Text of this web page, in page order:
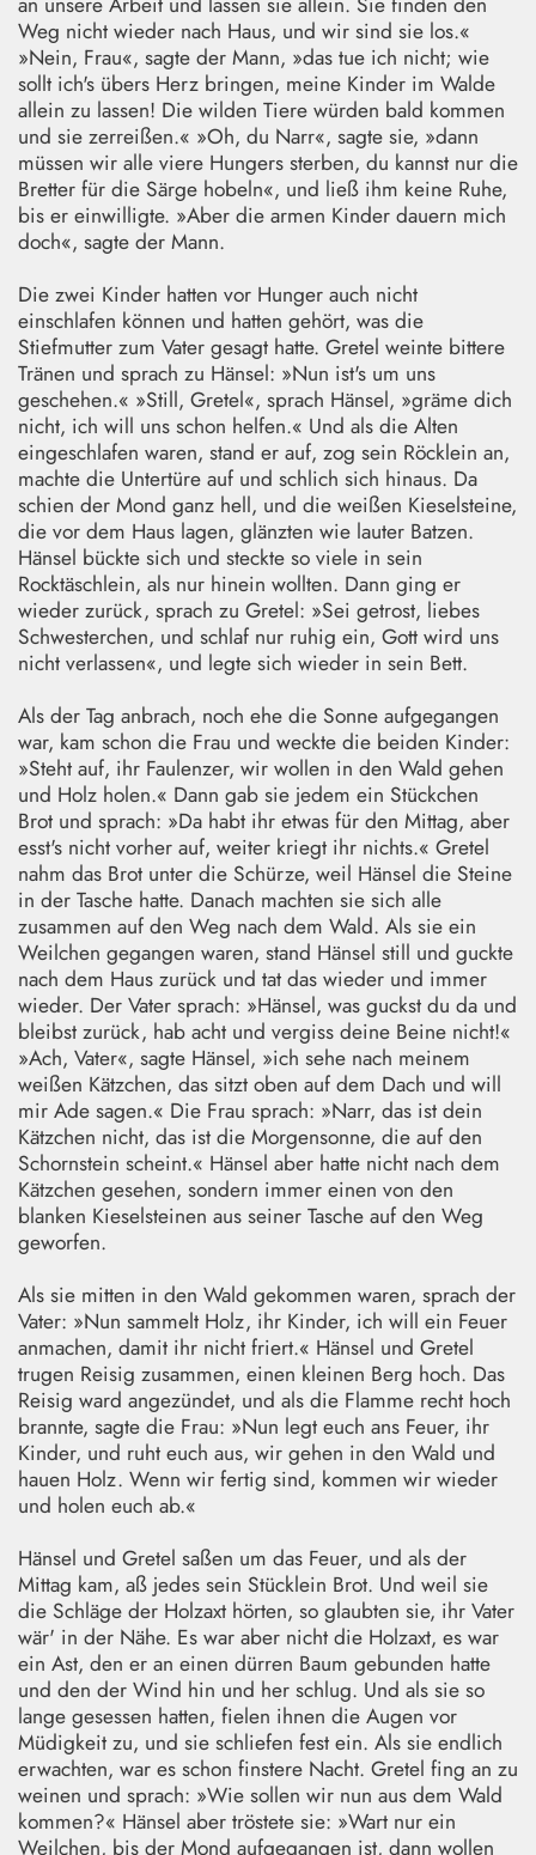
Weg nicht wieder nach Haus, und wir sind sie los.«
»Nein, Frau«, sagte der Mann, »das tue ich nicht; wie
sollt ich's übers Herz bringen, meine Kinder im Walde
allein zu lassen! Die wilden Tiere würden bald kommen
und sie zerreißen.« »Oh, du Narr«, sagte sie, »dann
müssen wir alle viere Hungers sterben, du kannst nur die
Bretter für die Särge hobeln«, und ließ ihm keine Ruhe,
bis er einwilligte. »Aber die armen Kinder dauern mich
doch«, sagte der Mann.
Die zwei Kinder hatten vor Hunger auch nicht
einschlafen können und hatten gehört, was die
Stiefmutter zum Vater gesagt hatte. Gretel weinte bittere
Tränen und sprach zu Hänsel: »Nun ist's um uns
geschehen.« »Still, Gretel«, sprach Hänsel, »gräme dich
nicht, ich will uns schon helfen.« Und als die Alten
eingeschlafen waren, stand er auf, zog sein Röcklein an,
machte die Untertüre auf und schlich sich hinaus. Da
schien der Mond ganz hell, und die weißen Kieselsteine,
die vor dem Haus lagen, glänzten wie lauter Batzen.
Hänsel bückte sich und steckte so viele in sein
Rocktäschlein, als nur hinein wollten. Dann ging er
wieder zurück, sprach zu Gretel: »Sei getrost, liebes
Schwesterchen, und schlaf nur ruhig ein, Gott wird uns
nicht verlassen«, und legte sich wieder in sein Bett.
Als der Tag anbrach, noch ehe die Sonne aufgegangen
war, kam schon die Frau und weckte die beiden Kinder:
»Steht auf, ihr Faulenzer, wir wollen in den Wald gehen
und Holz holen.« Dann gab sie jedem ein Stückchen
Brot und sprach: »Da habt ihr etwas für den Mittag, aber
esst's nicht vorher auf, weiter kriegt ihr nichts.« Gretel
nahm das Brot unter die Schürze, weil Hänsel die Steine
in der Tasche hatte. Danach machten sie sich alle
zusammen auf den Weg nach dem Wald. Als sie ein
Weilchen gegangen waren, stand Hänsel still und guckte
nach dem Haus zurück und tat das wieder und immer
wieder. Der Vater sprach: »Hänsel, was guckst du da und
bleibst zurück, hab acht und vergiss deine Beine nicht!«
»Ach, Vater«, sagte Hänsel, »ich sehe nach meinem
weißen Kätzchen, das sitzt oben auf dem Dach und will
mir Ade sagen.« Die Frau sprach: »Narr, das ist dein
Kätzchen nicht, das ist die Morgensonne, die auf den
Schornstein scheint.« Hänsel aber hatte nicht nach dem
Kätzchen gesehen, sondern immer einen von den
blanken Kieselsteinen aus seiner Tasche auf den Weg
geworfen.
Als sie mitten in den Wald gekommen waren, sprach der
Vater: »Nun sammelt Holz, ihr Kinder, ich will ein Feuer
anmachen, damit ihr nicht friert.« Hänsel und Gretel
trugen Reisig zusammen, einen kleinen Berg hoch. Das
Reisig ward angezündet, und als die Flamme recht hoch
brannte, sagte die Frau: »Nun legt euch ans Feuer, ihr
Kinder, und ruht euch aus, wir gehen in den Wald und
hauen Holz. Wenn wir fertig sind, kommen wir wieder
und holen euch ab.«
Hänsel und Gretel saßen um das Feuer, und als der
Mittag kam, aß jedes sein Stücklein Brot. Und weil sie
die Schläge der Holzaxt hörten, so glaubten sie, ihr Vater
wär' in der Nähe. Es war aber nicht die Holzaxt, es war
ein Ast, den er an einen dürren Baum gebunden hatte
und den der Wind hin und her schlug. Und als sie so
lange gesessen hatten, fielen ihnen die Augen vor
Müdigkeit zu, und sie schliefen fest ein. Als sie endlich
erwachten, war es schon finstere Nacht. Gretel fing an zu
weinen und sprach: »Wie sollen wir nun aus dem Wald
kommen?« Hänsel aber tröstete sie: »Wart nur ein
Weilchen, bis der Mond aufgegangen ist, dann wollen